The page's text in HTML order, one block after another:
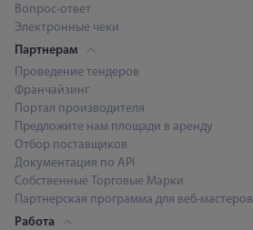
Вопрос-ответ
Электронные чеки
Партнерам
Проведение тендеров
Франчайзинг
Портал производителя
Предложите нам площади в аренду
Отбор поставщиков
Документация по API
Собственные Торговые Марки
Партнерская программа для веб-мастеров
Работа